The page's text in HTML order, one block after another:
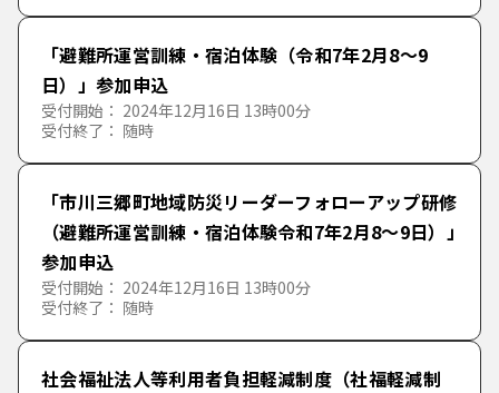
「避難所運営訓練・宿泊体験（令和7年2月8～9
日）」参加申込
受付開始： 2024年12月16日 13時00分
受付終了： 随時
「市川三郷町地域防災リーダーフォローアップ研修
（避難所運営訓練・宿泊体験令和7年2月8～9日）」
参加申込
受付開始： 2024年12月16日 13時00分
受付終了： 随時
社会福祉法人等利用者負担軽減制度（社福軽減制